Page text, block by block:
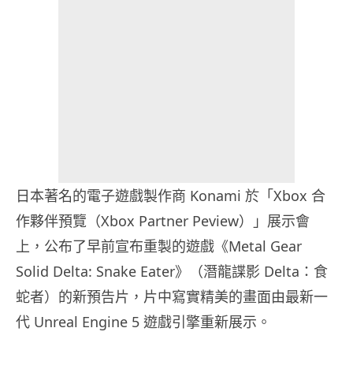
日本著名的電子遊戲製作商 Konami 於「Xbox 合
作夥伴預覽（Xbox Partner Peview）」展示會
上，公布了早前宣布重製的遊戲《Metal Gear
Solid Delta: Snake Eater》（潛龍諜影 Delta：食
蛇者）的新預告片，片中寫實精美的畫面由最新一
代 Unreal Engine 5 遊戲引擎重新展示。